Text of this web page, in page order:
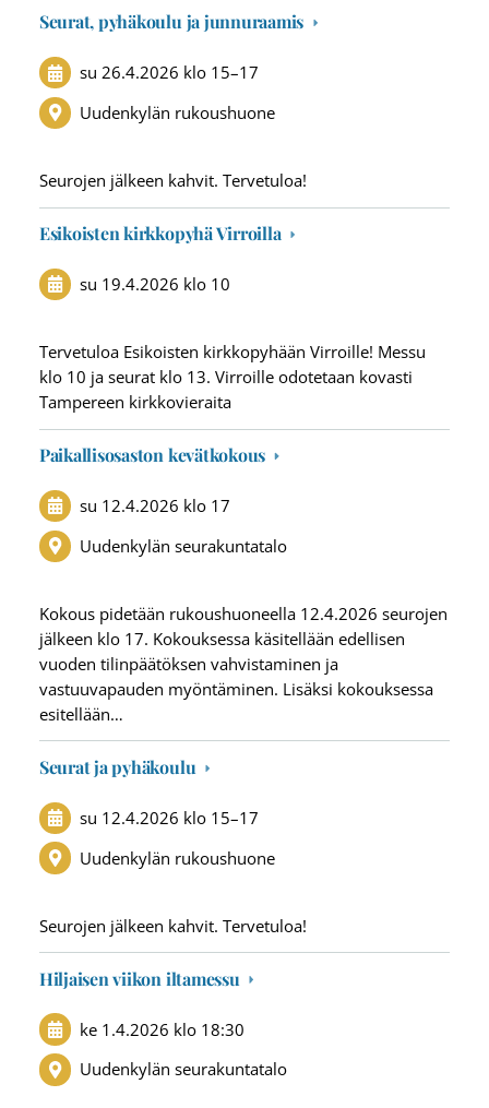
Seurat, pyhäkoulu ja junnuraamis
su 26.4.2026 klo 15–17
Uudenkylän rukoushuone
Seurojen jälkeen kahvit. Tervetuloa!
Esikoisten kirkkopyhä Virroilla
su 19.4.2026 klo 10
Tervetuloa Esikoisten kirkkopyhään Virroille! Messu
klo 10 ja seurat klo 13. Virroille odotetaan kovasti
Tampereen kirkkovieraita
Paikallisosaston kevätkokous
su 12.4.2026 klo 17
Uudenkylän seurakuntatalo
Kokous pidetään rukoushuoneella 12.4.2026 seurojen
jälkeen klo 17. Kokouksessa käsitellään edellisen
vuoden tilinpäätöksen vahvistaminen ja
vastuuvapauden myöntäminen. Lisäksi kokouksessa
esitellään…
Seurat ja pyhäkoulu
su 12.4.2026 klo 15–17
Uudenkylän rukoushuone
Seurojen jälkeen kahvit. Tervetuloa!
Hiljaisen viikon iltamessu
ke 1.4.2026 klo 18:30
Uudenkylän seurakuntatalo